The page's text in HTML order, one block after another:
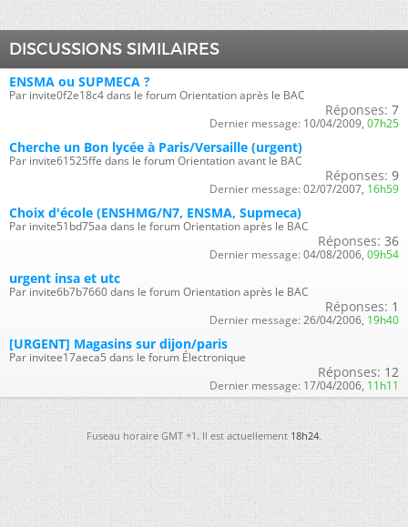
DISCUSSIONS SIMILAIRES
ENSMA ou SUPMECA ?
Par invite0f2e18c4 dans le forum Orientation après le BAC
Réponses: 7
Dernier message: 10/04/2009, 07h25
Cherche un Bon lycée à Paris/Versaille (urgent)
Par invite61525ffe dans le forum Orientation avant le BAC
Réponses: 9
Dernier message: 02/07/2007, 16h59
Choix d'école (ENSHMG/N7, ENSMA, Supmeca)
Par invite51bd75aa dans le forum Orientation après le BAC
Réponses: 36
Dernier message: 04/08/2006, 09h54
urgent insa et utc
Par invite6b7b7660 dans le forum Orientation après le BAC
Réponses: 1
Dernier message: 26/04/2006, 19h40
[URGENT] Magasins sur dijon/paris
Par invitee17aeca5 dans le forum Électronique
Réponses: 12
Dernier message: 17/04/2006, 11h11
Fuseau horaire GMT +1. Il est actuellement18h24.